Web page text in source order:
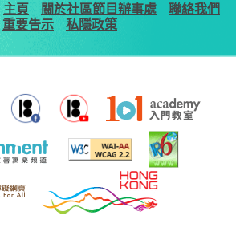
主頁 關於社區節目辦事處
聯絡我們
重要告示 私隱政策